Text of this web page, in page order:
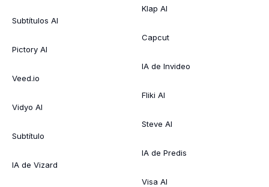
Subtítulos AI
Pictory AI
Veed.io
Vidyo AI
Subtítulo
IA de Vizard
Klap AI
Capcut
IA de Invideo
Fliki AI
Steve AI
IA de Predis
Visa AI